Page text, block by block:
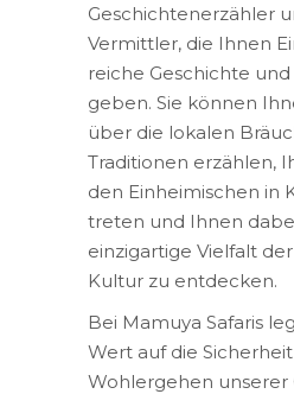
Geschichtenerzähler
Vermittler, die Ihnen
reiche Geschichte
geben. Sie können
über die lokalen
Traditionen erzählen,
den Einheimischen in
treten und Ihnen
einzigartige Vielfalt
Kultur zu entdecken.
Bei Mamuya Safaris
Wert auf die
Wohlergehen unserer